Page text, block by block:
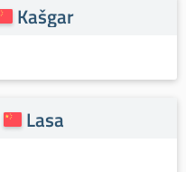
Kašgar
Lasa